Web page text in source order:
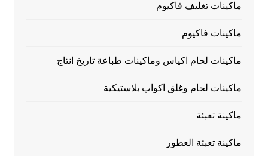
ماكينات تغليف فاكيوم
ماكينات فاكيوم
ماكينات لحام اكياس وماكينات طباعة تاريخ انتاج
ماكينات لحام وغلق اكواب بلاستيكية
ماكينة تعبئة
ماكينة تعبئة العطور